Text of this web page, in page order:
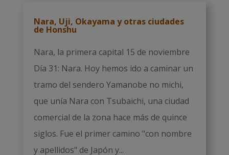
Nara, Uji, Okayama y otras ciudades
de Honshu
Nara, la primera capital 15 de noviembre
Día 31: Nara. Hoy hemos ido a caminar un
tramo del sendero Yamanobe no michi,
que unía Nara con Tsubaichi, una ciudad
comercial de la zona hace más de quince
siglos. Fue el primer camino "con nombre
y apellidos" de Japón y...